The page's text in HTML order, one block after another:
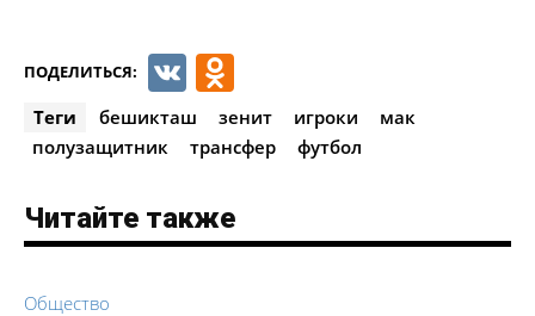
ПОДЕЛИТЬСЯ: VK
Теги бешикташ зенит игроки
мак
полузащитник
трансфер футбол
Читайте также
Общество